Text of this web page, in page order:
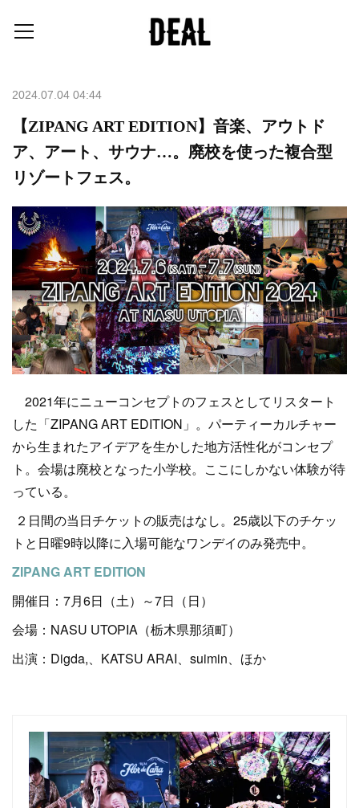
2024.07.04 04:44
【ZIPANG ART EDITION】音楽、アウトド
ア、アート、サウナ…。廃校を使った複合型
リゾートフェス。
2021年にニューコンセプトのフェスとしてリスタート
した「ZIPANG ART EDITION」。パーティーカルチャー
から生まれたアイデアを生かした地方活性化がコンセプ
ト。会場は廃校となった小学校。ここにしかない体験が待
っている。
２日間の当日チケットの販売はなし。25歳以下のチケッ
トと日曜9時以降に入場可能なワンデイのみ発売中。
ZIPANG ART EDITION
開催日：7月6日（土）～7日（日）
会場：NASU UTOPIA（栃木県那須町）
出演：Digda,、KATSU ARAI、suimin、ほか